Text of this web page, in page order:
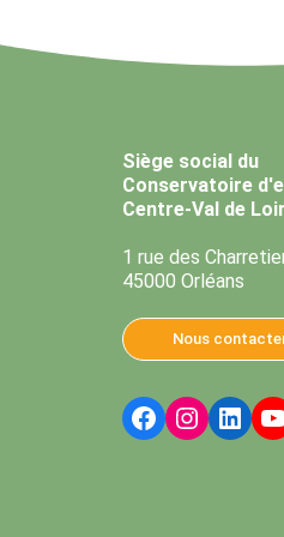
Siège social du
Conservatoire
Centre-Val de
1 rue des
45000 Orléans
Nous